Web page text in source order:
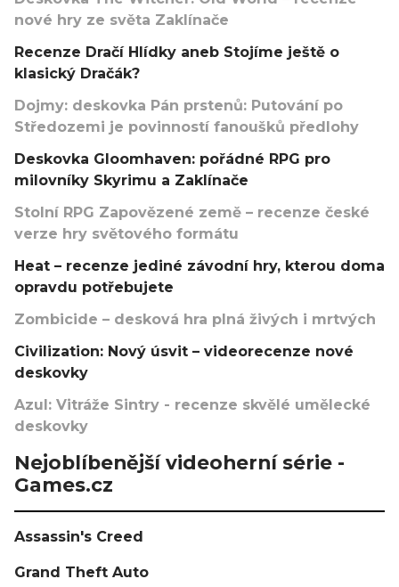
nové hry ze světa Zaklínače
Recenze Dračí Hlídky aneb Stojíme ještě o
klasický Dračák?
Dojmy: deskovka Pán prstenů: Putování po
Středozemi je povinností fanoušků předlohy
Deskovka Gloomhaven: pořádné RPG pro
milovníky Skyrimu a Zaklínače
Stolní RPG Zapovězené země – recenze české
verze hry světového formátu
Heat – recenze jediné závodní hry, kterou doma
opravdu potřebujete
Zombicide – desková hra plná živých i mrtvých
Civilization: Nový úsvit – videorecenze nové
deskovky
Azul: Vitráže Sintry - recenze skvělé umělecké
deskovky
Nejoblíbenější videoherní série -
Games.cz
Assassin's Creed
Grand Theft Auto